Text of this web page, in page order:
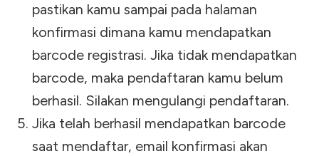
pastikan kamu sampai pada halaman
konfirmasi dimana kamu mendapatkan
barcode registrasi. Jika tidak mendapatkan
barcode, maka pendaftaran kamu belum
berhasil. Silakan mengulangi pendaftaran.
Jika telah berhasil mendapatkan barcode
saat mendaftar, email konfirmasi akan